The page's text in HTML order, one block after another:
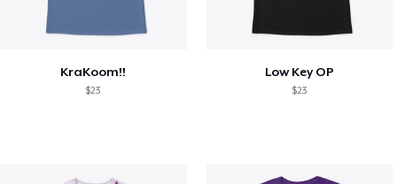
KraKoom!!
$23
Low Key OP
$23